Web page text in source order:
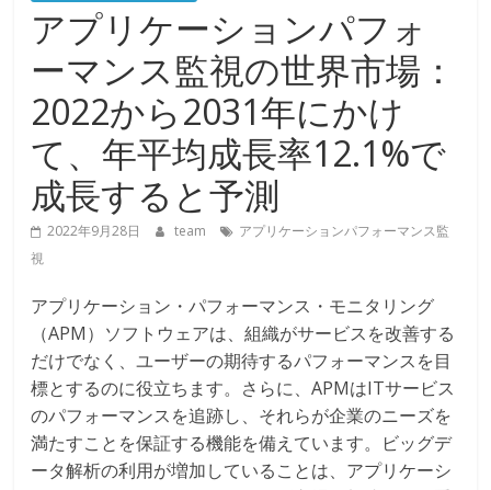
アプリケーションパフォ
ーマンス監視の世界市場：
2022から2031年にかけ
て、年平均成長率12.1%で
成長すると予測
2022年9月28日 team
アプリケーションパフォーマンス監
視
アプリケーション・パフォーマンス・モニタリング
（APM）ソフトウェアは、組織がサービスを改善する
だけでなく、ユーザーの期待するパフォーマンスを目
標とするのに役立ちます。さらに、APMはITサービス
のパフォーマンスを追跡し、それらが企業のニーズを
満たすことを保証する機能を備えています。ビッグデ
ータ解析の利用が増加していることは、アプリケーシ